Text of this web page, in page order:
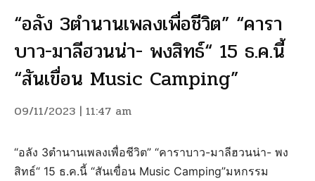
“อลัง 3ตำนานเพลงเพื่อชีวิต” “คารา
บาว-มาลีฮวนน่า- พงสิทธ์“ 15 ธ.ค.นี้
“สันเขื่อน Music Camping”
09/11/2023 | 11:47 am
“อลัง 3ตำนานเพลงเพื่อชีวิต” “คาราบาว-มาลีฮวนน่า- พง
สิทธ์“ 15 ธ.ค.นี้ “สันเขื่อน Music Camping”มหกรรม